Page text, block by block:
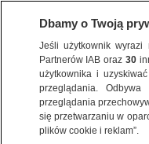
BIZNES
RYNKI
Dbamy o Twoją
Jeśli użytkownik
Partnerów IAB oraz30
użytkownika i
przeglądania.
przeglądania
się przetwarzaniu w
plików cookie i reklam”.